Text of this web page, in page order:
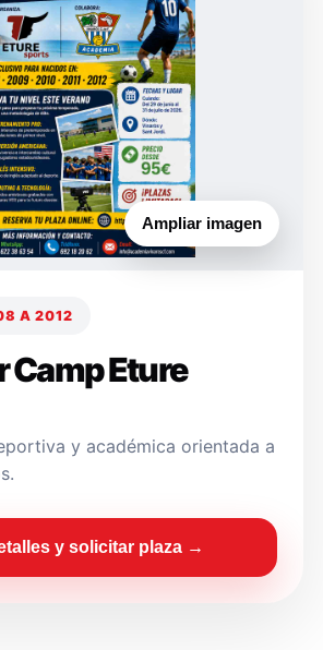
Ampliar imagen
A 2012
Camp Eture
y académica orientada a
y solicitar plaza →